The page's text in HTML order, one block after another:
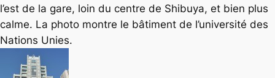
l’est de la gare, loin du centre de Shibuya, et bien plus
calme. La photo montre le bâtiment de l’université des
Nations Unies.